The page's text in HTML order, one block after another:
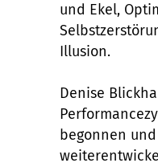
und Ekel,
Illusion.
Denise
begonnen